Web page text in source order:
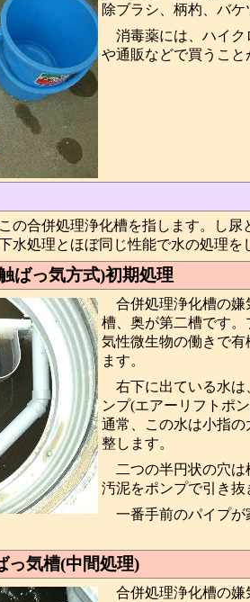
除ブラシ、柄杓、バケ
消毒薬には、ハイ
や通販などで買うこと
の合併処理浄化槽を指します。し尿
水処理とほぼ同じ性能で水の処理を
ばっ気方式)初期処理
合併処理浄化槽の
槽、奥が第二槽です
気性微生物の働きで
ます。
右下に出ている水
ンプ(エアーリフトポ
通常、この水は小指
整します。
二つの半円状の穴
汚泥をポンプで引き抜
一番手前のパイプ
っ気槽(中間処理)
合併処理浄化槽の